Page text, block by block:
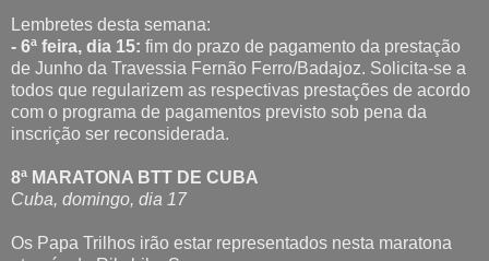
Lembretes desta semana:
- 6ª feira, dia 15: fim do prazo de pagamento da prestação
de Junho da Travessia Fernão Ferro/Badajoz. Solicita-se a
todos que regularizem as respectivas prestações de acordo
com o programa de pagamentos previsto sob pena da
inscrição ser reconsiderada.
8ª MARATONA BTT DE CUBA
Cuba, domingo, dia 17
Os Papa Trilhos irão estar representados nesta maratona